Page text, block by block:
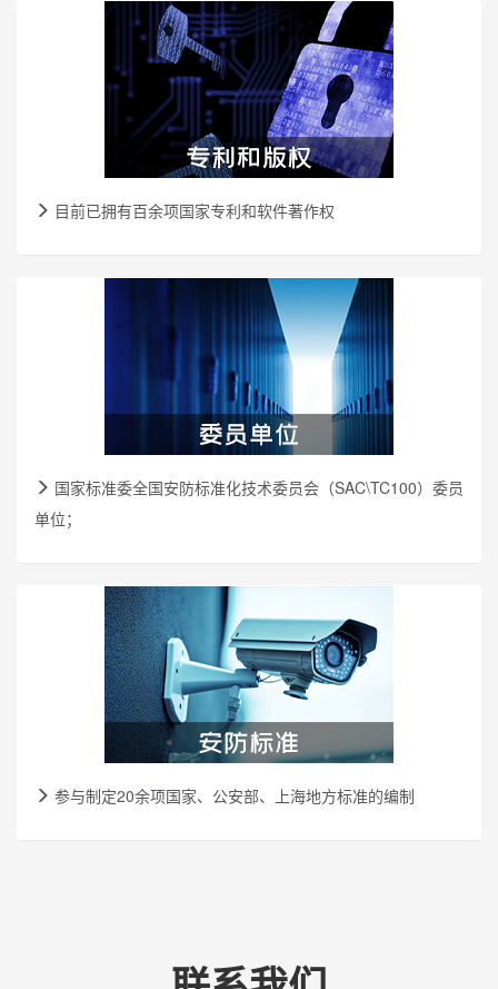
目前已拥有百余项国家专利和软件著作权
国家标准委全国安防标准化技术委员会（SAC\TC100）委员
单位；
参与制定20余项国家、公安部、上海地方标准的编制